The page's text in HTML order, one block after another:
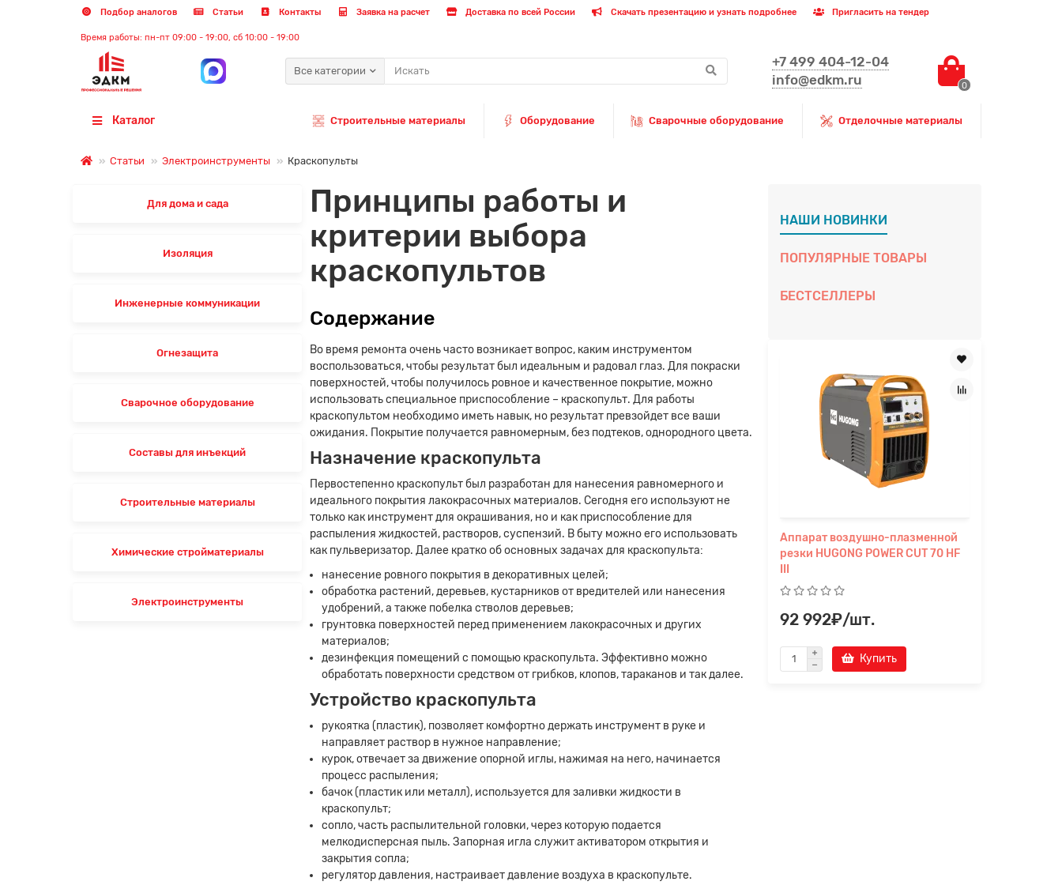
Подбор аналогов Статьи Контакты Заявка на расчет Доставка по всей России Скачать презентацию и узнать подробнее Пригласить на тендер
Время работы: пн-пт 09:00 - 19:00, сб 10:00 - 19:00
Все категории
+7 499 404-12-04
info@edkm.ru
0
Каталог Строительные материалы Оборудование Сварочные оборудование Отделочные материалы
Статьи Электроинструменты Краскопульты
Для дома и сада
Изоляция
Инженерные коммуникации
Огнезащита
Сварочное оборудование
Составы для инъекций
Строительные материалы
Химические стройматериалы
Электроинструменты
Принципы работы и
критерии выбора
краскопультов
Содержание
Во время ремонта очень часто возникает вопрос, каким инструментом
воспользоваться, чтобы результат был идеальным и радовал глаз. Для покраски
поверхностей, чтобы получилось ровное и качественное покрытие, можно
использовать специальное приспособление – краскопульт. Для работы
краскопультом необходимо иметь навык, но результат превзойдет все ваши
ожидания. Покрытие получается равномерным, без подтеков, однородного цвета.
Назначение краскопульта
Первостепенно краскопульт был разработан для нанесения равномерного и
идеального покрытия лакокрасочных материалов. Сегодня его используют не
только как инструмент для окрашивания, но и как приспособление для
распыления жидкостей, растворов, суспензий. В быту можно его использовать
как пульверизатор. Далее кратко об основных задачах для краскопульта:
нанесение ровного покрытия в декоративных целей;
обработка растений, деревьев, кустарников от вредителей или нанесения
удобрений, а также побелка стволов деревьев;
грунтовка поверхностей перед применением лакокрасочных и других
материалов;
дезинфекция помещений с помощью краскопульта. Эффективно можно
обработать поверхности средством от грибков, клопов, тараканов и так далее.
Устройство краскопульта
рукоятка (пластик), позволяет комфортно держать инструмент в руке и
направляет раствор в нужное направление;
курок, отвечает за движение опорной иглы, нажимая на него, начинается
процесс распыления;
бачок (пластик или металл), используется для заливки жидкости в
краскопульт;
сопло, часть распылительной головки, через которую подается
мелкодисперсная пыль. Запорная игла служит активатором открытия и
закрытия сопла;
регулятор давления, настраивает давление воздуха в краскопульте.
НАШИ НОВИНКИ
ПОПУЛЯРНЫЕ ТОВАРЫ
БЕСТСЕЛЛЕРЫ
Силикатная штукатурка Основит
Экстервэлл, шуба 2 мм,
супербелая база, 25 кг
6 271₽/шт.
Купить
Аппарат воздушно-плазменной
резки HUGONG POWER CUT 70 HF
92 992₽/шт.
Купить